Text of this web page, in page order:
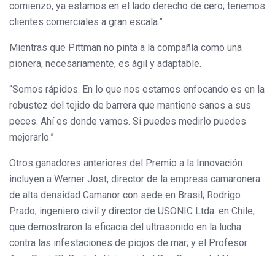
comienzo, ya estamos en el lado derecho de cero; tenemos
clientes comerciales a gran escala.”
Mientras que Pittman no pinta a la compañía como una
pionera, necesariamente, es ágil y adaptable.
“Somos rápidos. En lo que nos estamos enfocando es en la
robustez del tejido de barrera que mantiene sanos a sus
peces. Ahí es donde vamos. Si puedes medirlo puedes
mejorarlo.”
Otros ganadores anteriores del Premio a la Innovación
incluyen a Werner Jost, director de la empresa camaronera
de alta densidad Camanor con sede en Brasil; Rodrigo
Prado, ingeniero civil y director de USONIC Ltda. en Chile,
que demostraron la eficacia del ultrasonido en la lucha
contra las infestaciones de piojos de mar; y el Profesor